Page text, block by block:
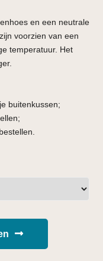
en een neutrale
voorzien van een
temperatuur. Het
buitenkussen;